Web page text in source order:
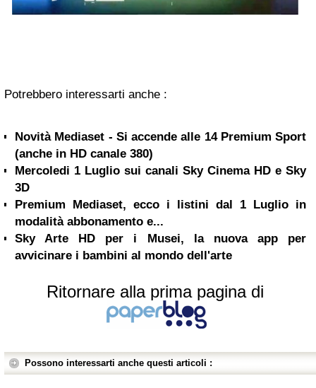
Potrebbero interessarti anche :
Novità Mediaset - Si accende alle 14 Premium Sport
(anche in HD canale 380)
Mercoledi 1 Luglio sui canali Sky Cinema HD e Sky
3D
Premium Mediaset, ecco i listini dal 1 Luglio in
modalità abbonamento e...
Sky Arte HD per i Musei, la nuova app per
avvicinare i bambini al mondo dell'arte
Ritornare alla prima pagina di
Possono interessarti anche questi articoli :